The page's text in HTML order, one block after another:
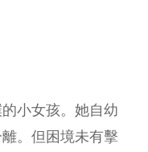
小女孩。她自幼
。但困境未有擊